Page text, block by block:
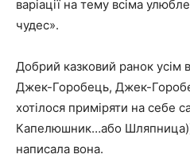
варіації на тему всіма
чудес».
Добрий казковий ранок усім
Джек-Горобець, Джек-
хотілося приміряти на себе
Капелюшник…або
написала вона.